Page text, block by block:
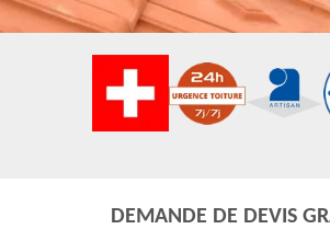
DEMANDE DE DEVIS